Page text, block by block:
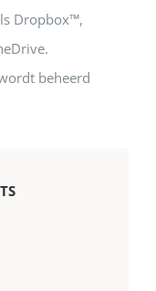
Dropbox™,
beheerd